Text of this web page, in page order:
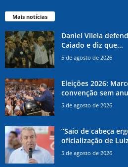
Mais notícias
Daniel Vilela
Caiado e diz que...
5 de agosto de 2026
Eleições 2026:
convenção sem
5 de agosto de 2026
“Saio de cabeça
oficialização de
5 de agosto de 2026